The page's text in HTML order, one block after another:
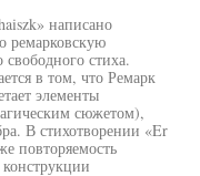
написано
ремарковскую
стиха.
в том, что Ремарк
элементы
сюжетом),
В стихотворении «Er
повторяемость